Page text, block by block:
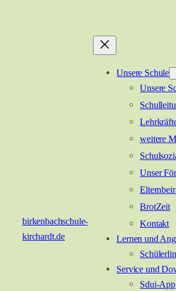
birkenbachschule-
kirchardt.de
Unsere Schule
Unsere
weitere
Unser
BrotZeit
Kontakt
Lernen und
Service und
Sdui-App